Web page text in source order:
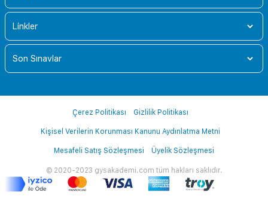
Linkler
Son Sınavlar
© 2020-2023 gysakademi.com tüm hakları saklıdır.
Çerez Politikası Gizlilik Politikası
Kişisel Verilerin Korunması Kanunu Aydınlatma Metni
Mesafeli Satış Sözleşmesi Üyelik Sözleşmesi